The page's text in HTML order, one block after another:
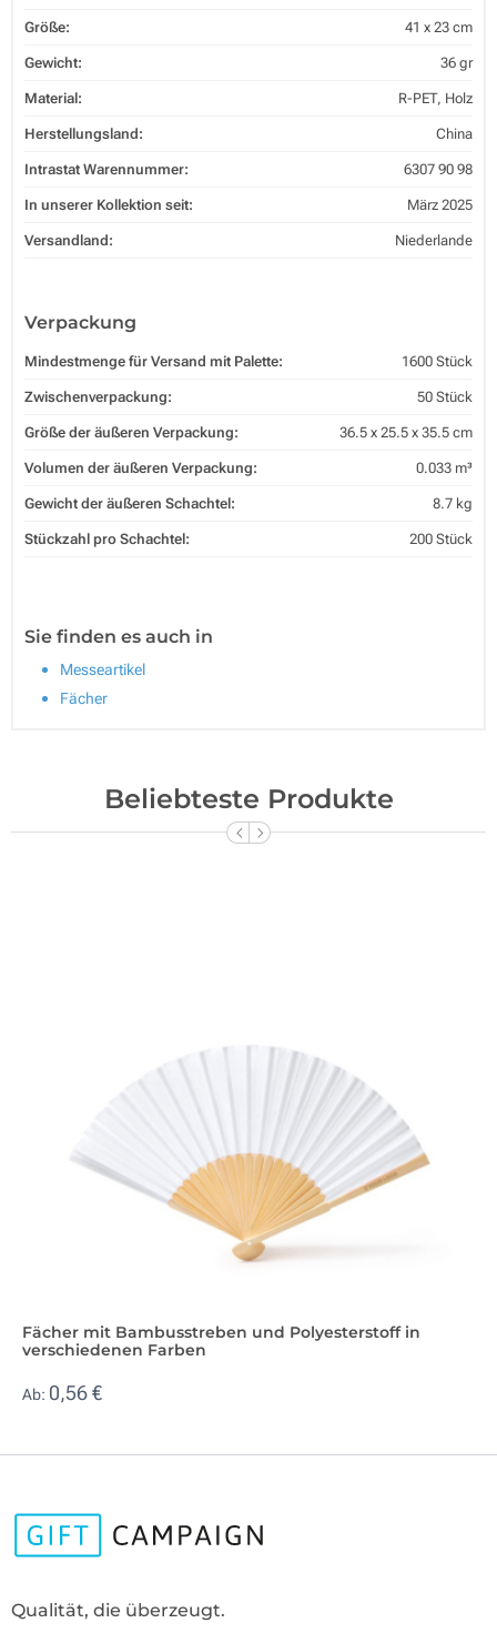
Größe: 41 x 23 cm
Gewicht: 36 gr
Material: R-PET, Holz
Herstellungsland: China
Intrastat Warennummer: 6307 90 98
In unserer Kollektion seit: März 2025
Versandland: Niederlande
Verpackung
Mindestmenge für Versand mit Palette: 1600 Stück
Zwischenverpackung: 50 Stück
Größe der äußeren Verpackung: 36.5 x 25.5 x 35.5 cm
Volumen der äußeren Verpackung: 0.033 m³
Gewicht der äußeren Schachtel: 8.7 kg
Stückzahl pro Schachtel: 200 Stück
Sie finden es auch in
Messeartikel
Fächer
Beliebteste Produkte
Fächer mit Bambusstreben und Polyesterstoff in
verschiedenen Farben
Ab: 0,56 €
Qualität, die überzeugt.